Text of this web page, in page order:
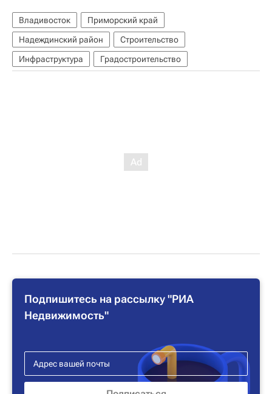
Владивосток
Приморский край
Надеждинский район
Строительство
Инфраструктура
Градостроительство
Подпишитесь на рассылку "РИА
Недвижимость"